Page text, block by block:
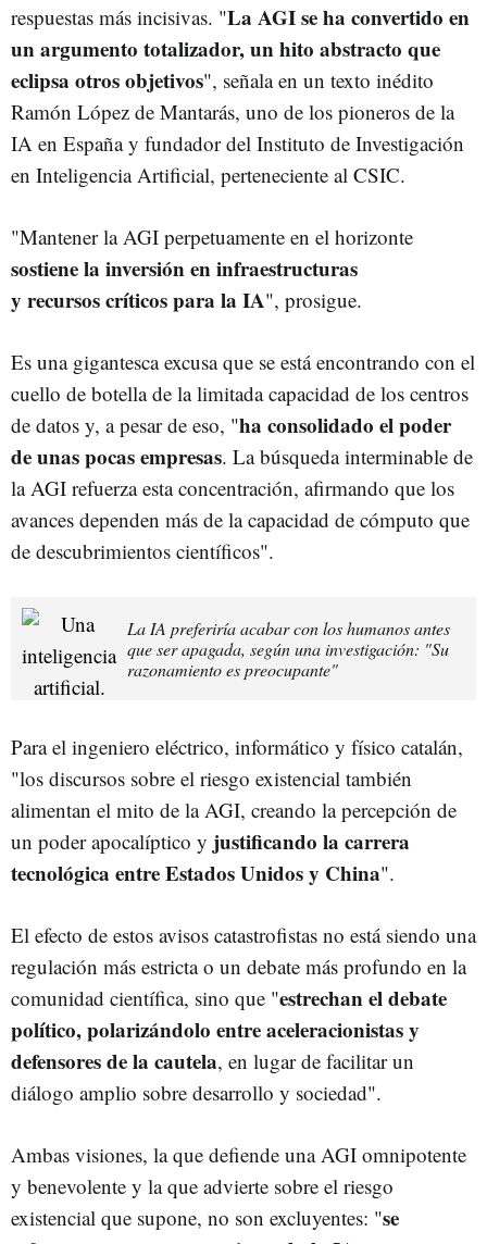
respuestas más incisivas. "La AGI se ha convertido en
un argumento totalizador, un hito abstracto que
eclipsa otros objetivos", señala en un texto inédito
Ramón López de Mantarás, uno de los pioneros de la
IA en España y fundador del Instituto de Investigación
en Inteligencia Artificial, perteneciente al CSIC.
"Mantener la AGI perpetuamente en el horizonte
sostiene la inversión en infraestructuras
y recursos críticos para la IA", prosigue.
Es una gigantesca excusa que se está encontrando con el
cuello de botella de la limitada capacidad de los centros
de datos y, a pesar de eso, "ha consolidado el poder
de unas pocas empresas. La búsqueda interminable de
la AGI refuerza esta concentración, afirmando que los
avances dependen más de la capacidad de cómputo que
de descubrimientos científicos".
La IA preferiría acabar con los humanos antes
que ser apagada, según una investigación: "Su
razonamiento es preocupante"
Para el ingeniero eléctrico, informático y físico catalán,
"los discursos sobre el riesgo existencial también
alimentan el mito de la AGI, creando la percepción de
un poder apocalíptico y justificando la carrera
tecnológica entre Estados Unidos y China".
El efecto de estos avisos catastrofistas no está siendo una
regulación más estricta o un debate más profundo en la
comunidad científica, sino que "estrechan el debate
político, polarizándolo entre aceleracionistas y
defensores de la cautela, en lugar de facilitar un
diálogo amplio sobre desarrollo y sociedad".
Ambas visiones, la que defiende una AGI omnipotente
y benevolente y la que advierte sobre el riesgo
existencial que supone, no son excluyentes: "se